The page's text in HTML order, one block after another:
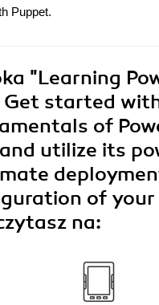
Puppet.
"Learning
Get started
of
and utilize its
of your
na: